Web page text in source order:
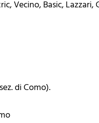
Vecino, Basic, Lazzari,
di Como).